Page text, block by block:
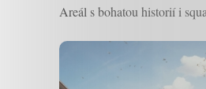
Areál s bohatou historií i